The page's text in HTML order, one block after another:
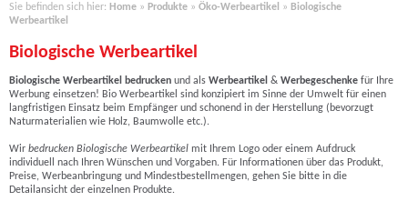
Sie befinden sich hier: Home » Produkte » Öko-Werbeartikel » Biologische
Werbeartikel
Biologische Werbeartikel
Biologische Werbeartikel bedrucken und als Werbeartikel & Werbegeschenke für Ihre
Werbung einsetzen! Bio Werbeartikel sind konzipiert im Sinne der Umwelt für einen
langfristigen Einsatz beim Empfänger und schonend in der Herstellung (bevorzugt
Naturmaterialien wie Holz, Baumwolle etc.).
Wir bedrucken Biologische Werbeartikel mit Ihrem Logo oder einem Aufdruck
individuell nach Ihren Wünschen und Vorgaben. Für Informationen über das Produkt,
Preise, Werbeanbringung und Mindestbestellmengen, gehen Sie bitte in die
Detailansicht der einzelnen Produkte.